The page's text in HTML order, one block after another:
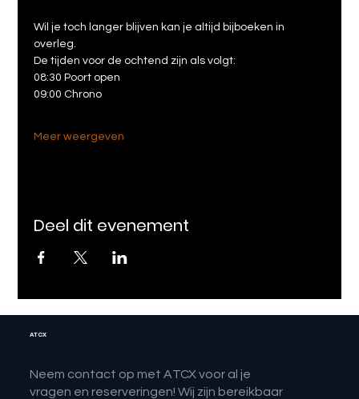
Wil je toch langer blijven kan je altijd bijboeken in
overleg.
De tijden voor de ochtend zijn als volgt:
08:30 Poort open
09:00 Chrono
Meer weergeven
Deel dit evenement
ATCX
Neem contact op met ATCX voor al je
vragen en reserveringen! Wij zijn bereikbaar